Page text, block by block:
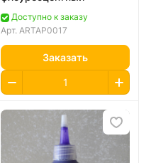
Доступно к заказу
Арт. ARTAP0017
Заказать